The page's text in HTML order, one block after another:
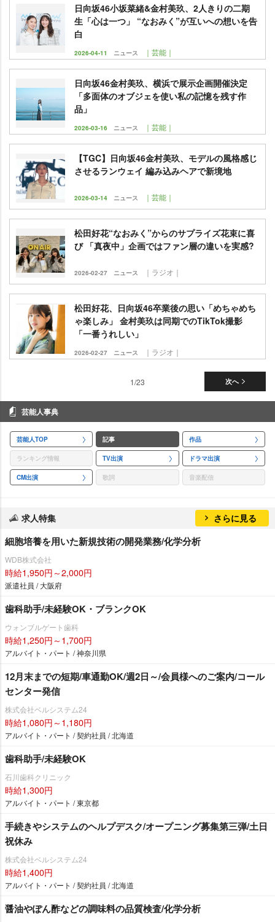
日向坂46小坂菜緒&金村美玖、2人きりの二期
生「心は一つ」 “なおみく”が互いへの想いを告
白
2026-04-11 ニュース ｜芸能｜
日向坂46金村美玖、横浜で展示企画開催決定
「多面体のオブジェを使い私の記憶を残す作
品」
2026-03-16 ニュース ｜芸能｜
【TGC】日向坂46金村美玖、モデルの風格感じ
させるランウェイ 編み込みヘアで新境地
2026-03-14 ニュース ｜芸能｜
松田好花“なおみく”からのサプライズ花束に喜
び 「真夜中」企画ではファン層の違いを実感?
2026-02-27 ニュース ｜ラジオ｜
松田好花、日向坂46卒業後の思い「めちゃめち
ゃ楽しみ」 金村美玖は同期でのTikTok撮影
「一番うれしい」
2026-02-27 ニュース ｜ラジオ｜
次へ
1/23
芸能人事典
芸能人TOP 記事 作品
ランキング情報 TV出演 ドラマ出演
CM出演 歌詞 音楽配信
求人特集 さらに見る
細胞培養を用いた新規技術の開発業務/化学分析
WDB株式会社
時給1,950円～2,000円
派遣社員 / 大阪府
歯科助手/未経験OK・ブランクOK
ウォンブルゲート歯科
時給1,250円～1,700円
アルバイト・パート / 神奈川県
12月末までの短期/車通勤OK/週2日～/会員様へのご案内/コール
センター発信
株式会社ベルシステム24
時給1,080円～1,180円
アルバイト・パート / 契約社員 / 北海道
歯科助手/未経験OK
石川歯科クリニック
時給1,300円
アルバイト・パート / 東京都
手続きやシステムのヘルプデスク/オープニング募集第三弾/土日
祝休み
株式会社ベルシステム24
時給1,400円
アルバイト・パート / 契約社員 / 北海道
醤油やぽん酢などの調味料の品質検査/化学分析